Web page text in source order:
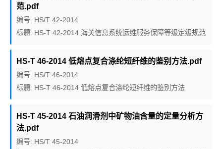
范.pdf
编号: HS/T 42-2014
标题: HS-T 42-2014 海关信息系统运维服务保障等级定级规范
HS-T 46-2014 低熔点复合涤纶短纤维的鉴别方法.pdf
编号: HS/T 46-2014
标题: HS-T 46-2014 低熔点复合涤纶短纤维的鉴别方法
HS-T 45-2014 石油润滑剂中矿物油含量的定量分析方
法.pdf
编号: HS/T 45-2014